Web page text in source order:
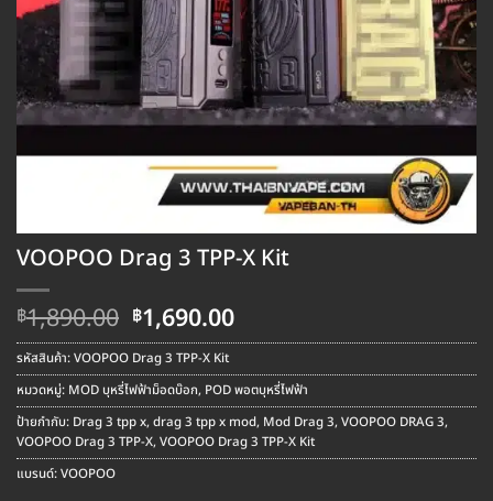
VOOPOO Drag 3 TPP-X Kit
฿1,890.00 Original
price
was:
฿1,890.00.
฿1,690.00Current
price
฿1,690.00.
รหัสสินค้า:VOOPOO Drag 3 TPP-X Kit
หมวดหมู่: MOD บุหรี่ไฟฟ้าม็อดบ๊อก, POD พอตบุหรี่ไฟฟ้า
ป้ายกำกับ: Drag 3 tpp x, drag 3 tpp x mod, Mod Drag 3, VOOPOO DRAG 3,
VOOPOO Drag 3 TPP-X, VOOPOO Drag 3 TPP-X Kit
แบรนด์:VOOPOO